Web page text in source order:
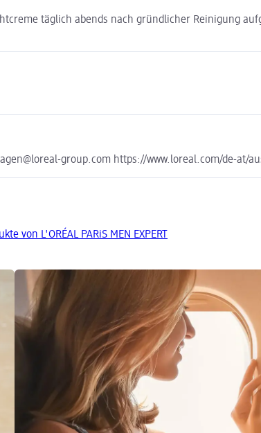
täglich abends nach gründlicher Reinigung
group.com https://www.loreal.com/de-at/
von L'ORÉAL PARiS MEN EXPERT